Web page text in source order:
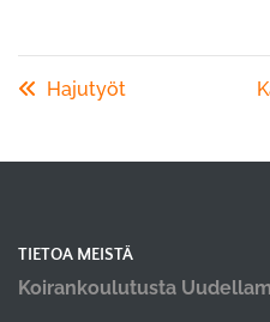
Hajutyöt
TIETOA MEISTÄ
Koirankoulutusta